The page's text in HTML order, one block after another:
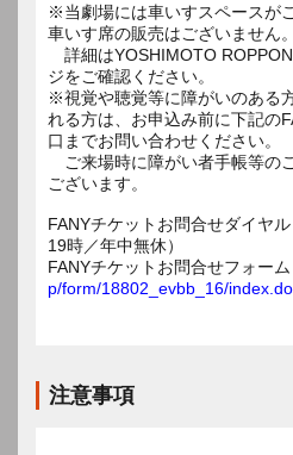
※当劇場には車いすスペースが
車いす席の販売はございません。
詳細はYOSHIMOTO
ジをご確認ください。
※視覚や聴覚等に障がいのある
れる方は、お申込み前に下記の
口までお問い合わせください。
ご来場時に障がい者手帳等の
ございます。
FANYチケットお問合せダイヤ
19時／年中無休）
FANYチケットお問合せフォー
p/form/18802_evbb_16/index.do
注意事項